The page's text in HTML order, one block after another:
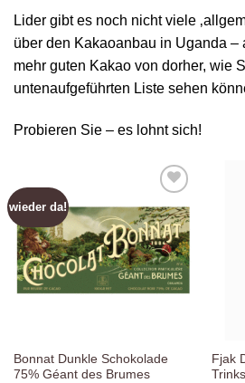
Lider gibt es noch nicht viele
über den Kakaoanbau in Uganda –
mehr guten Kakao von dorher, wie
untenaufgeführten Liste sehen
Probieren Sie – es lohnt sich!
wieder da!
Zur
Wunschliste
hinzufügen
Bonnat Dunkle Schokolade
75% Géant des Brumes
Fjak